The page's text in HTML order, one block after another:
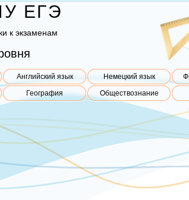
ЕГЭ
к эк­за­ме­нам
Английский язык Немецкий язык
География Обществознание